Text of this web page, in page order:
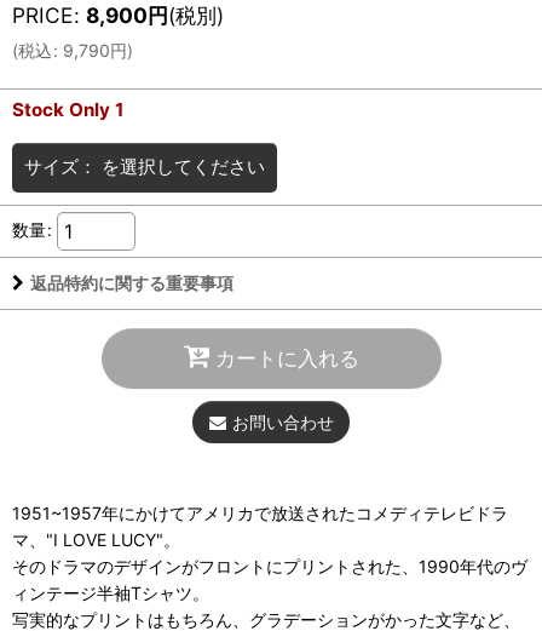
PRICE: 8,900円(税別)
(税込: 9,790円)
Stock Only 1
サイズ： を選択してください
数量:
返品特約に関する重要事項
カートに入れる
お問い合わせ
1951~1957年にかけてアメリカで放送されたコメディテレビドラ
マ、"I LOVE LUCY"。
そのドラマのデザインがフロントにプリントされた、1990年代のヴ
ィンテージ半袖Tシャツ。
写実的なプリントはもちろん、グラデーションがかった文字など、